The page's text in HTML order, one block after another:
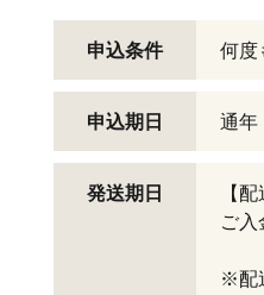
申込条件 何度
申込期日 通年
発送期日
【
ご入
※配